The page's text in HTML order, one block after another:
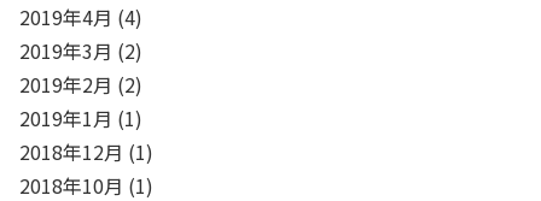
2019年4月 (4)
2019年3月 (2)
2019年2月 (2)
2019年1月 (1)
2018年12月 (1)
2018年10月 (1)